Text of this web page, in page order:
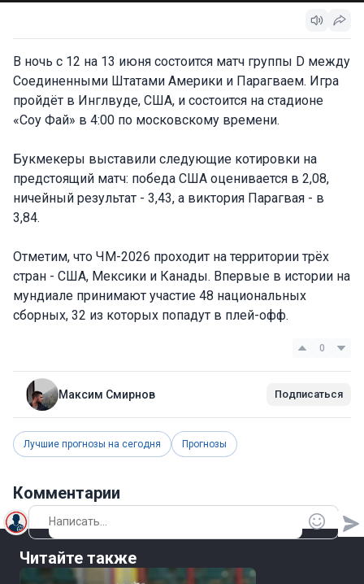
В ночь с 12 на 13 июня состоится матч группы D между
Соединенными Штатами Америки и Парагваем. Игра
пройдёт в Инглвуде, США, и состоится на стадионе
«Соу Фай» в 4:00 по московскому времени.
Букмекеры выставили следующие котировки на
предстоящий матч: победа США оценивается в 2,08,
ничейный результат - 3,43, а виктория Парагвая - в
3,84.
Отметим, что ЧМ-2026 проходит на территории трёх
стран - США, Мексики и Канады. Впервые в истории на
мундиале принимают участие 48 национальных
сборных, 32 из которых попадут в плей-офф.
0
Максим Смирнов Подписаться
Лучшие прогнозы на сегодня Прогнозы
Комментарии
Читайте также